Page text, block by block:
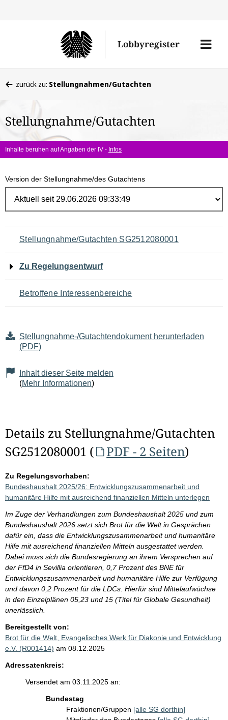
Lobbyregister
Menü
befinden
hier:
zurück zu: Stellungnahmen/Gutachten
Stellungnahme/Gutachten
Inhalte beruhen auf Angaben der IV - Infos
Version der Stellungnahme/des Gutachtens
Navigation
für
den
Seiteninhalt
Stellungnahme/Gutachten SG2512080001
Zu Regelungsentwurf
Betroffene Interessenbereiche
Stellungnahme-/Gutachtendokument herunterladen
(PDF)
Inhalt dieser Seite melden
(Mehr Informationen)
Details zu Stellungnahme/Gutachten
SG2512080001 (
PDF - 2 Seiten)
Zu Regelungsvorhaben:
Bundeshaushalt 2025/26: Entwicklungszusammenarbeit und
humanitäre Hilfe mit ausreichend finanziellen Mitteln unterlegen
Im Zuge der Verhandlungen zum Bundeshaushalt 2025 und zum
Bundeshaushalt 2026 setzt sich Brot für die Welt in Gesprächen
dafür ein, dass die Entwicklungszusammenarbeit und humanitäre
Hilfe mit ausreichend finanziellen Mitteln ausgestattet werden.
Dabei muss sich die Bundesregierung an ihrem Versprechen auf
der FfD4 in Sevillia orientieren, 0,7 Prozent des BNE für
Entwicklungszusammenarbeit und humanitäre Hilfe zur Verfügung
und davon 0,2 Prozent für die LDCs. Hierfür sind Mittelaufwüchse
in den Einzelplänen 05,23 und 15 (Titel für Globale Gesundheit)
unerlässlich.
Bereitgestellt von:
Brot für die Welt, Evangelisches Werk für Diakonie und Entwicklung
e.V. (R001414) am 08.12.2025
Adressatenkreis:
Versendet am 03.11.2025 an:
Bundestag
Fraktionen/Gruppen [alle SG dorthin]